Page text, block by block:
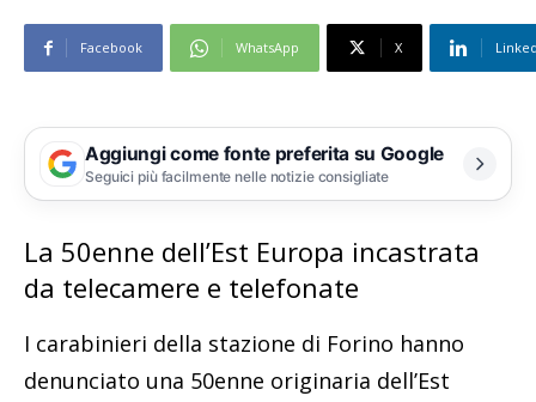
Facebook WhatsApp X
Aggiungi come fonte preferita su Google
Seguici più facilmente nelle notizie consigliate
La 50enne dell’Est Europa incastrata
da telecamere e telefonate
I carabinieri della stazione di Forino hanno
denunciato una 50enne originaria dell’Est